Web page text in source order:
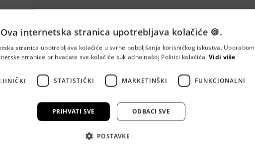
2 dana imaš slobodno (2 smjene)
tvom znanju i iskustvu
stimulativne nagrade za trud i rezultate
Ova internetska stranica upotrebljava kolačiće 🍪.
stranica upotrebljava kolačiće u svrhe poboljšanja korisničkog iskustva. Uporabom
stranice prihvaćate sve kolačiće sukladno našoj Politici kolačića. Vidi više
STATISTIČKI MARKETINŠKI FUNKCIONALNI
PRIHVATI SVE ODBACI SVE
POSTAVKE